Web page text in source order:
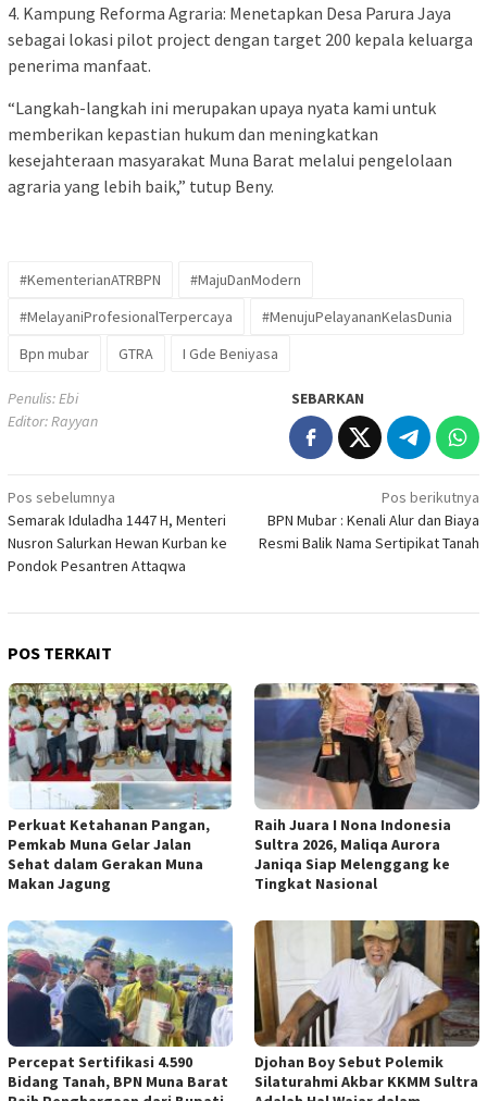
4. Kampung Reforma Agraria: Menetapkan Desa Parura Jaya
sebagai lokasi pilot project dengan target 200 kepala keluarga
penerima manfaat.
“Langkah-langkah ini merupakan upaya nyata kami untuk
memberikan kepastian hukum dan meningkatkan
kesejahteraan masyarakat Muna Barat melalui pengelolaan
agraria yang lebih baik,” tutup Beny.
#KementerianATRBPN
#MajuDanModern
#MelayaniProfesionalTerpercaya
#MenujuPelayananKelasDunia
Bpn mubar
GTRA I Gde Beniyasa
Penulis: Ebi
Editor: Rayyan
SEBARKAN
Navigasi
pos
Pos sebelumnya
Semarak Iduladha 1447 H, Menteri
Nusron Salurkan Hewan Kurban ke
Pondok Pesantren Attaqwa
Pos berikutnya
BPN Mubar : Kenali Alur dan Biaya
Resmi Balik Nama Sertipikat Tanah
POS TERKAIT
Perkuat Ketahanan Pangan,
Pemkab Muna Gelar Jalan
Sehat dalam Gerakan Muna
Makan Jagung
Raih Juara I Nona Indonesia
Sultra 2026, Maliqa Aurora
Janiqa Siap Melenggang ke
Tingkat Nasional
Percepat Sertifikasi 4.590
Bidang Tanah, BPN Muna Barat
Djohan Boy Sebut Polemik
Silaturahmi Akbar KKMM Sultra